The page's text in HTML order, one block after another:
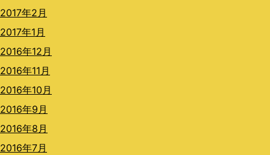
2017年2月
2017年1月
2016年12月
2016年11月
2016年10月
2016年9月
2016年8月
2016年7月